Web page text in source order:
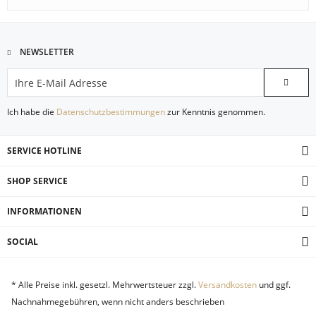
NEWSLETTER
Ich habe die Datenschutzbestimmungenzur Kenntnis genommen.
SERVICE HOTLINE
SHOP SERVICE
INFORMATIONEN
SOCIAL
* Alle Preise inkl. gesetzl. Mehrwertsteuer zzgl.Versandkosten und ggf.
Nachnahmegebühren, wenn nicht anders beschrieben